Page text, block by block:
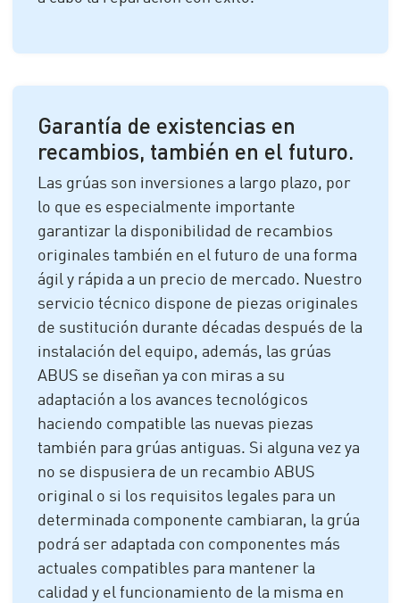
Garantía de existencias en
recambios, también en el futuro.
Las grúas son inversiones a largo plazo, por
lo que es especialmente importante
garantizar la disponibilidad de recambios
originales también en el futuro de una forma
ágil y rápida a un precio de mercado. Nuestro
servicio técnico dispone de piezas originales
de sustitución durante décadas después de la
instalación del equipo, además, las grúas
ABUS se diseñan ya con miras a su
adaptación a los avances tecnológicos
haciendo compatible las nuevas piezas
también para grúas antiguas. Si alguna vez ya
no se dispusiera de un recambio ABUS
original o si los requisitos legales para un
determinada componente cambiaran, la grúa
podrá ser adaptada con componentes más
actuales compatibles para mantener la
calidad y el funcionamiento de la misma en